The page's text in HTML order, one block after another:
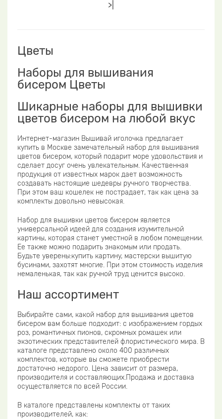
>|
Цветы
Наборы для вышивания
бисером Цветы
Шикарные наборы для вышивки
цветов бисером на любой вкус
Интернет-магазин Вышивай иголочка предлагает
купить в Москве замечательный набор для вышивания
цветов бисером, который подарит море удовольствия и
сделает досуг очень увлекательным. Качественная
продукция от известных марок дает возможность
создавать настоящие шедевры ручного творчества.
При этом ваш кошелек не пострадает, так как цена за
комплекты довольно невысокая.
Набор для вышивки цветов бисером является
универсальной идеей для создания изумительной
картины, которая станет уместной в любом помещении.
Ее также можно подарить знакомым или продать.
Будьте уверены:купить картину, мастерски вышитую
бусинами, захотят многие. При этом стоимость изделия
немаленькая, так как ручной труд ценится высоко.
Наш ассортимент
Выбирайте сами, какой набор для вышивания цветов
бисером вам больше подходит: с изображением гордых
роз, романтичных пионов, скромных ромашек или
экзотических представителей флористического мира. В
каталоге представлено около 400 различных
комплектов, которые вы сможете приобрести
достаточно недорого. Цена зависит от размера,
производителя и составляющих.Продажа и доставка
осуществляется по всей России.
В каталоге представлены комплекты от таких
производителей, как: